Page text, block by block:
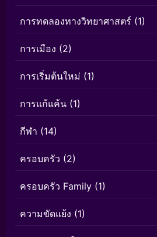
การทดลองทางวิทยาศาสตร์ (1)
การเมือง (2)
การเริ่มต้นใหม่ (1)
การแก้แค้น (1)
กีฬา (14)
ครอบครัว (2)
ครอบครัว Family (1)
ความขัดแย้ง (1)